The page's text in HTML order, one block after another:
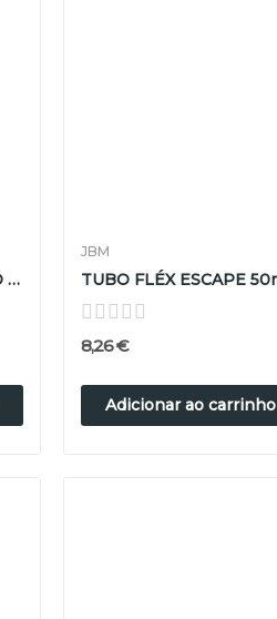
TUBO FLEXIVEL 45mmD x 300mm L
JBM
8,26 €
Adicionar ao carrinho